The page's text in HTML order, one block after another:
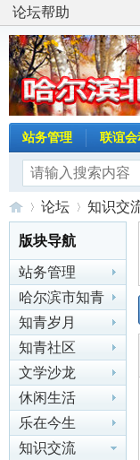
论坛帮助
站务管理 联谊会
哈»
论坛
›
知识交
版块导航
站务管理
哈尔滨市知青
联谊会动态
知青岁月
知青社区
文学沙龙
休闲生活
乐在今生
知识交流